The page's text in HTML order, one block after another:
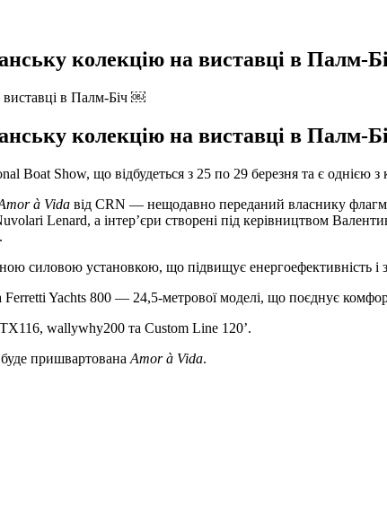
колекцію на виставці в Палм-
колекцію на виставці в Палм-
Boat Show, що відбудеться з 25 по 29 березня та є однією з
à Vida від CRN — нещодавно переданий власнику
Lenard, а інтер’єри створені під керівництвом
силовою установкою, що підвищує енергоефективність і
Ferretti Yachts 800 — 24,5-метрової моделі, що поєднує
wallywhy200 та Custom Line 120’.
пришвартована Amor à Vida.